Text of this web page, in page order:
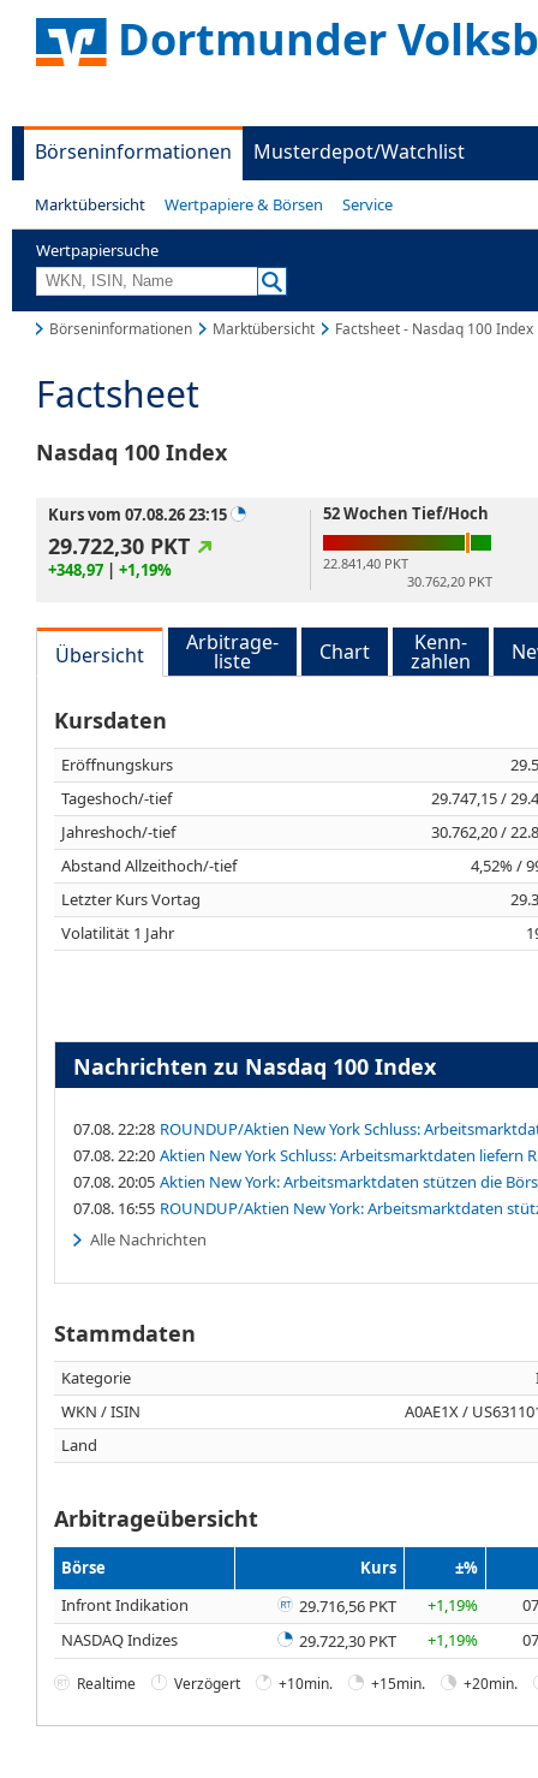
Dortmunder
Börseninformationen Musterdepot/Watchlist
Marktübersicht Wertpapiere & Börsen Service
Wertpapiersuche
Börseninformationen Marktübersicht Factsheet - Nasdaq 100 Index
Factsheet
Nasdaq 100 Index
Kurs vom 07.08.26 23:15
29.722,30 PKT
+348,97 | +1,19%
52 Wochen Tief/Hoch
22.841,40 PKT
30.762,20 PKT
Übersicht Arbitrage-
liste Chart Kenn-
zahlen
Kursdaten
Eröffnungskurs
Tageshoch/-tief
29.747,15 /
Jahreshoch/-tief
30.762,20 /
Abstand Allzeithoch/-tief
4,52% /
Letzter Kurs Vortag
Volatilität 1 Jahr
Nachrichten zu Nasdaq 100 Index
07.08. 22:28 ROUNDUP/Aktien New York Schluss:
07.08. 22:20 Aktien New York Schluss: Arbeitsmarktdaten liefern
07.08. 20:05 Aktien New York: Arbeitsmarktdaten stützen die
07.08. 16:55 ROUNDUP/Aktien New York: Arbeitsmarktdaten
Alle Nachrichten
Stammdaten
Kategorie
WKN / ISIN
A0AE1X /
Land
Arbitrageübersicht
Börse Kurs
±%
Infront Indikation
29.716,56 PKT +1,19%
NASDAQ Indizes
29.722,30 PKT +1,19%
Realtime Verzögert +10min. +15min. +20min.